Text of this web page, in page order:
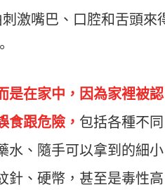
激嘴巴、口腔和舌頭來
是在家中，因為家裡被認
食跟危險， 包括各種不同
水、隨手可以拿到的細小
針、硬幣，甚至是毒性高